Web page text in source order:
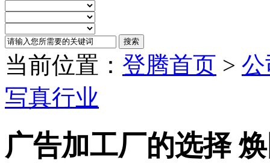
当前位置： 登腾首页 >
写真行业
广告加工厂的选择